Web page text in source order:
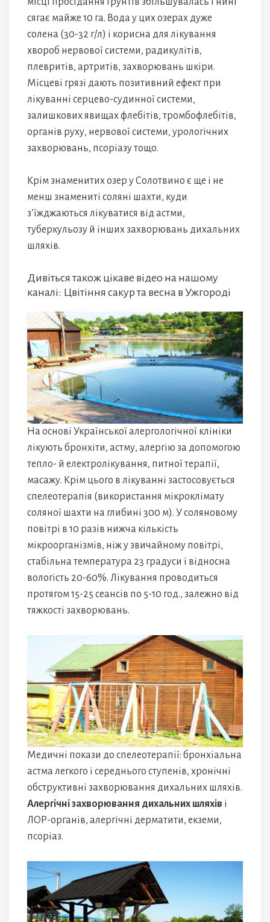
сягає майже 10 га. Вода у цих озерах дуже
солена (30-32 г/л) і корисна для лікування
хвороб нервової системи, радикулітів,
плевритів, артритів, захворювань шкіри.
Місцеві грязі дають позитивний ефект при
лікуванні серцево-судинної системи,
залишкових явищах флебітів, тромбофлебітів,
органів руху, нервової системи, урологічних
захворювань, псоріазу тощо.
Крім знаменитих озер у Солотвино є ще і не
менш знамениті соляні шахти, куди
з’їжджаються лікуватися від астми,
туберкульозу й інших захворювань дихальних
шляхів.
Дивіться також цікаве відео на нашому
каналі: Цвітіння сакур та весна в Ужгороді
На основі Української алергологічної клініки
лікують бронхіти, астму, алергію за допомогою
тепло- й електролікування, питної терапії,
масажу. Крім цього в лікуванні застосовується
спелеотерапія (використання мікроклімату
соляної шахти на глибині 300 м). У соляновому
повітрі в 10 разів нижча кількість
мікроорганізмів, ніж у звичайному повітрі,
стабільна температура 23 градуси і відносна
вологість 20-60%. Лікування проводиться
протягом 15-25 сеансів по 5-10 год., залежно від
тяжкості захворювань.
Медичні покази до спелеотерапії: бронхіальна
астма легкого і середнього ступенів, хронічні
обструктивні захворювання дихальних шляхів.
Алергічні захворювання дихальних шляхів і
ЛОР-органів, алергічні дерматити, екземи,
псоріаз.